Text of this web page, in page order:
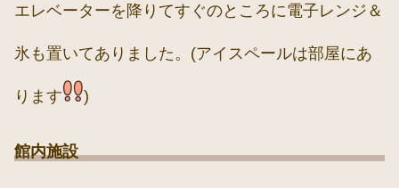
エレベーターを降りてすぐのところに電子レンジ＆
氷も置いてありました。(アイスペールは部屋にあ
ります )
館内施設